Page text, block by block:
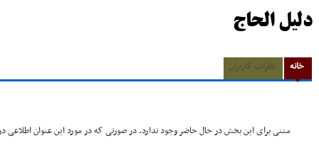
دلیل الحاج
خانه نظرات کاربران
متنی برای این بخش در حال حاضر وجود ندارد. در صورتی که در مورد این عنوان اطلاعی